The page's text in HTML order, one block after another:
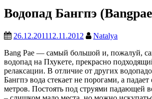
Водопад Бангпэ
26.12.201112.11.2012
Natalya
Bang Pae — самый большой и, пожалуй,
водопад на Пхукете, прекрасно
релаксации. В отличие от других
Бангпэ вода стекает не порогами, а
метров. Постоять под струями падающей